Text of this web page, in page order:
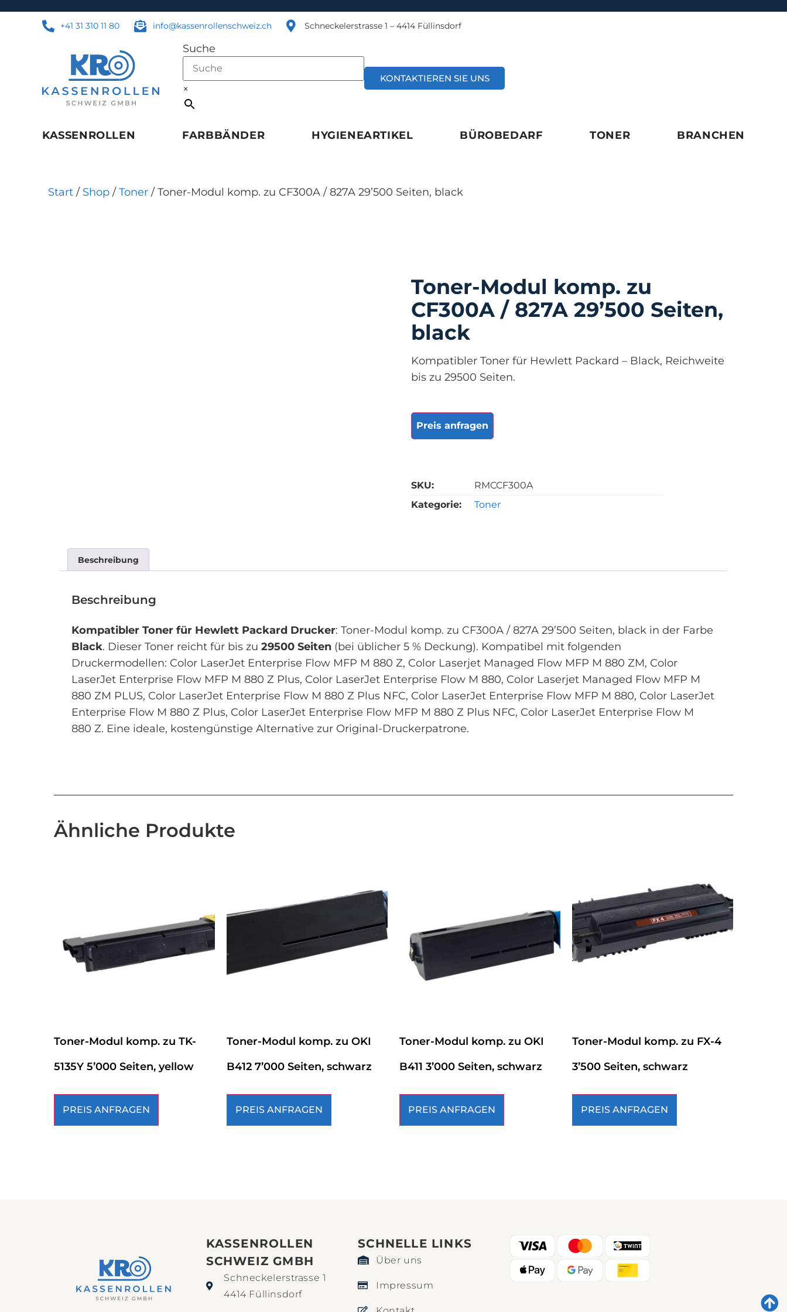
+41 31 310 11 80 info@kassenrollenschweiz.ch Schneckelerstrasse 1 – 4414 Füllinsdorf
Suche
×
KONTAKTIEREN SIE UNS
KASSENROLLEN FARBBÄNDER HYGIENEARTIKEL BÜROBEDARF TONER BRANCHEN
Start / Shop / Toner / Toner-Modul komp. zu CF300A / 827A 29’500 Seiten, black
Toner-Modul komp. zu
CF300A / 827A 29’500 Seiten,
black
Kompatibler Toner für Hewlett Packard – Black, Reichweite
bis zu 29500 Seiten.
Preis anfragen
SKU:
RMCCF300A
Kategorie:
Toner
Beschreibung
Beschreibung
Kompatibler Toner für Hewlett Packard Drucker: Toner-Modul komp. zu CF300A / 827A 29’500 Seiten, black in der Farbe
Black. Dieser Toner reicht für bis zu 29500 Seiten (bei üblicher 5 % Deckung). Kompatibel mit folgenden
Druckermodellen: Color LaserJet Enterprise Flow MFP M 880 Z, Color Laserjet Managed Flow MFP M 880 ZM, Color
LaserJet Enterprise Flow MFP M 880 Z Plus, Color LaserJet Enterprise Flow M 880, Color Laserjet Managed Flow MFP M
880 ZM PLUS, Color LaserJet Enterprise Flow M 880 Z Plus NFC, Color LaserJet Enterprise Flow MFP M 880, Color LaserJet
Enterprise Flow M 880 Z Plus, Color LaserJet Enterprise Flow MFP M 880 Z Plus NFC, Color LaserJet Enterprise Flow M
880 Z. Eine ideale, kostengünstige Alternative zur Original-Druckerpatrone.
Ähnliche Produkte
Toner-Modul komp. zu TK-
5135Y 5’000 Seiten, yellow
PREIS ANFRAGEN
Toner-Modul komp. zu OKI
B412 7’000 Seiten, schwarz
PREIS ANFRAGEN
Toner-Modul komp. zu OKI
B411 3’000 Seiten, schwarz
PREIS ANFRAGEN
Toner-Modul komp. zu FX-4
3’500 Seiten, schwarz
PREIS ANFRAGEN
KASSENROLLEN
SCHWEIZ GMBH
Schneckelerstrasse 1
4414 Füllinsdorf
SCHNELLE LINKS​
Über uns
Impressum